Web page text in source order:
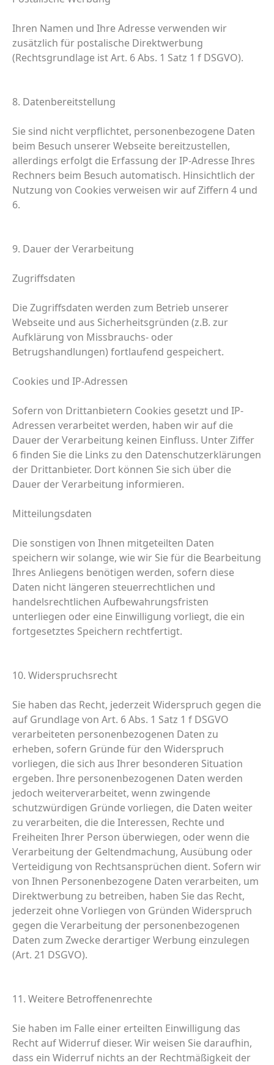
Ihren Namen und Ihre Adresse verwenden wir
zusätzlich für postalische Direktwerbung
(Rechtsgrundlage ist Art. 6 Abs. 1 Satz 1 f DSGVO).
8. Datenbereitstellung
Sie sind nicht verpflichtet, personenbezogene Daten
beim Besuch unserer Webseite bereitzustellen,
allerdings erfolgt die Erfassung der IP-Adresse Ihres
Rechners beim Besuch automatisch. Hinsichtlich der
Nutzung von Cookies verweisen wir auf Ziffern 4 und
6.
9. Dauer der Verarbeitung
Zugriffsdaten
Die Zugriffsdaten werden zum Betrieb unserer
Webseite und aus Sicherheitsgründen (z.B. zur
Aufklärung von Missbrauchs- oder
Betrugshandlungen) fortlaufend gespeichert.
Cookies und IP-Adressen
Sofern von Drittanbietern Cookies gesetzt und IP-
Adressen verarbeitet werden, haben wir auf die
Dauer der Verarbeitung keinen Einfluss. Unter Ziffer
6 finden Sie die Links zu den Datenschutzerklärungen
der Drittanbieter. Dort können Sie sich über die
Dauer der Verarbeitung informieren.
Mitteilungsdaten
Die sonstigen von Ihnen mitgeteilten Daten
speichern wir solange, wie wir Sie für die Bearbeitung
Ihres Anliegens benötigen werden, sofern diese
Daten nicht längeren steuerrechtlichen und
handelsrechtlichen Aufbewahrungsfristen
unterliegen oder eine Einwilligung vorliegt, die ein
fortgesetztes Speichern rechtfertigt.
10. Widerspruchsrecht
Sie haben das Recht, jederzeit Widerspruch gegen die
auf Grundlage von Art. 6 Abs. 1 Satz 1 f DSGVO
verarbeiteten personenbezogenen Daten zu
erheben, sofern Gründe für den Widerspruch
vorliegen, die sich aus Ihrer besonderen Situation
ergeben. Ihre personenbezogenen Daten werden
jedoch weiterverarbeitet, wenn zwingende
schutzwürdigen Gründe vorliegen, die Daten weiter
zu verarbeiten, die die Interessen, Rechte und
Freiheiten Ihrer Person überwiegen, oder wenn die
Verarbeitung der Geltendmachung, Ausübung oder
Verteidigung von Rechtsansprüchen dient. Sofern wir
von Ihnen Personenbezogene Daten verarbeiten, um
Direktwerbung zu betreiben, haben Sie das Recht,
jederzeit ohne Vorliegen von Gründen Widerspruch
gegen die Verarbeitung der personenbezogenen
Daten zum Zwecke derartiger Werbung einzulegen
(Art. 21 DSGVO).
11. Weitere Betroffenenrechte
Sie haben im Falle einer erteilten Einwilligung das
Recht auf Widerruf dieser. Wir weisen Sie daraufhin,
dass ein Widerruf nichts an der Rechtmäßigkeit der